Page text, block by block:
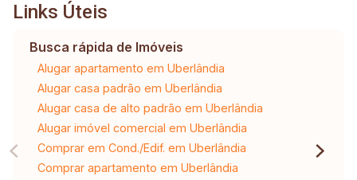
Links Úteis
Busca rápida de Imóveis
Alugar apartamento em Uberlândia
Alugar casa padrão em Uberlândia
Alugar casa de alto padrão em Uberlândia
Alugar imóvel comercial em Uberlândia
Comprar em Cond./Edif. em Uberlândia
Comprar apartamento em Uberlândia